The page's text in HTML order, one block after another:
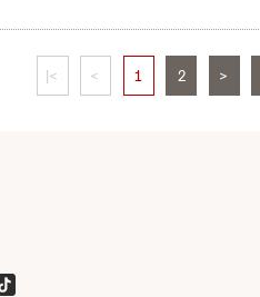
|< < 1 2 >